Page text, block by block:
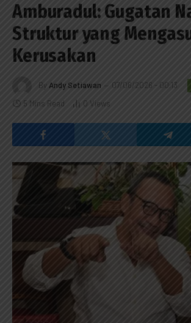
Amburadul: Gugatan
Struktur yang
Kerusakan
ByAndy Setiawan 07/06/2026 - 00:13
5 Mins Read 0 Views